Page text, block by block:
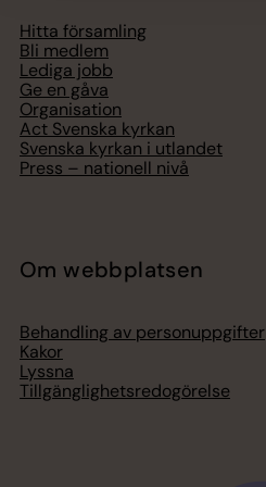
Hitta församling
Bli medlem
Lediga jobb
Ge en gåva
Organisation
Act Svenska kyrkan
Svenska kyrkan i utlandet
Press – nationell nivå
Om webbplatsen
Behandling av personuppgifter
Kakor
Lyssna
Tillgänglighetsredogörelse